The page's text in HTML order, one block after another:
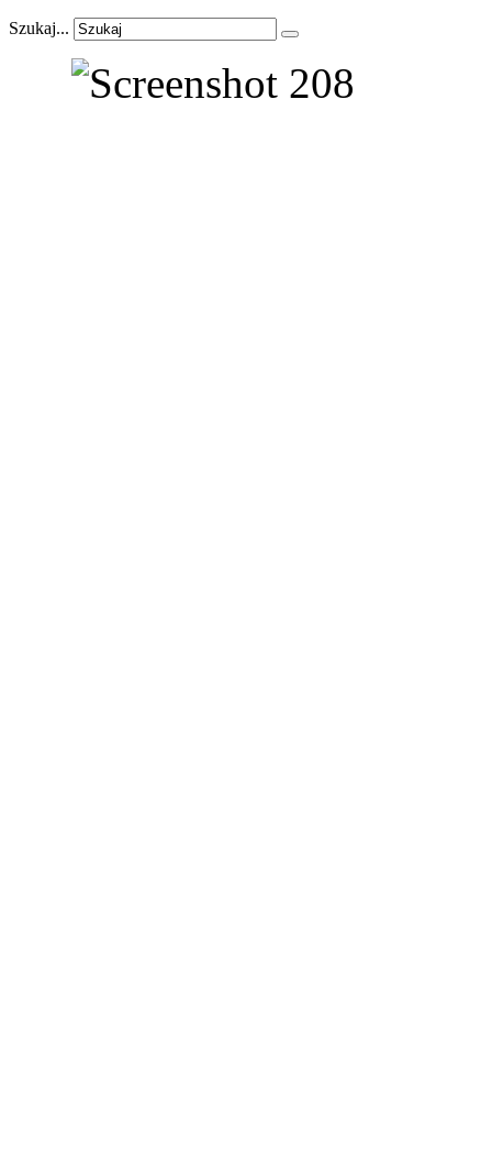
Szukaj...